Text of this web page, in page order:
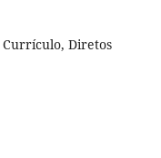
Currículo, Diretos